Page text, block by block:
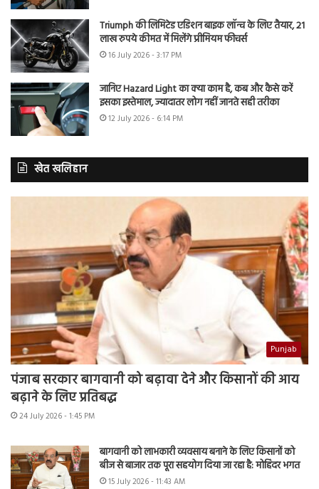
Triumph की लिमिटेड एडिशन बाइक लॉन्च के लिए तैयार, 21
लाख रुपये कीमत में मिलेंगे प्रीमियम फीचर्स
16 July 2026 - 3:17 PM
जानिए Hazard Light का क्या काम है, कब और कैसे करें
इसका इस्तेमाल, ज्यादातर लोग नहीं जानते सही तरीका
12 July 2026 - 6:14 PM
खेत खलिहान
Punjab
पंजाब सरकार बागवानी को बढ़ावा देने और किसानों की आय
बढ़ाने के लिए प्रतिबद्ध
24 July 2026 - 1:45 PM
बागवानी को लाभकारी व्यवसाय बनाने के लिए किसानों को
बीज से बाजार तक पूरा सहयोग दिया जा रहा है: मोहिंदर भगत
15 July 2026 - 11:43 AM